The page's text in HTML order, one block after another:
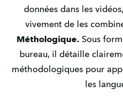
données dans les
vivement de les
Méthologique. Sous
bureau, il détaille
méthodologiques pour
les